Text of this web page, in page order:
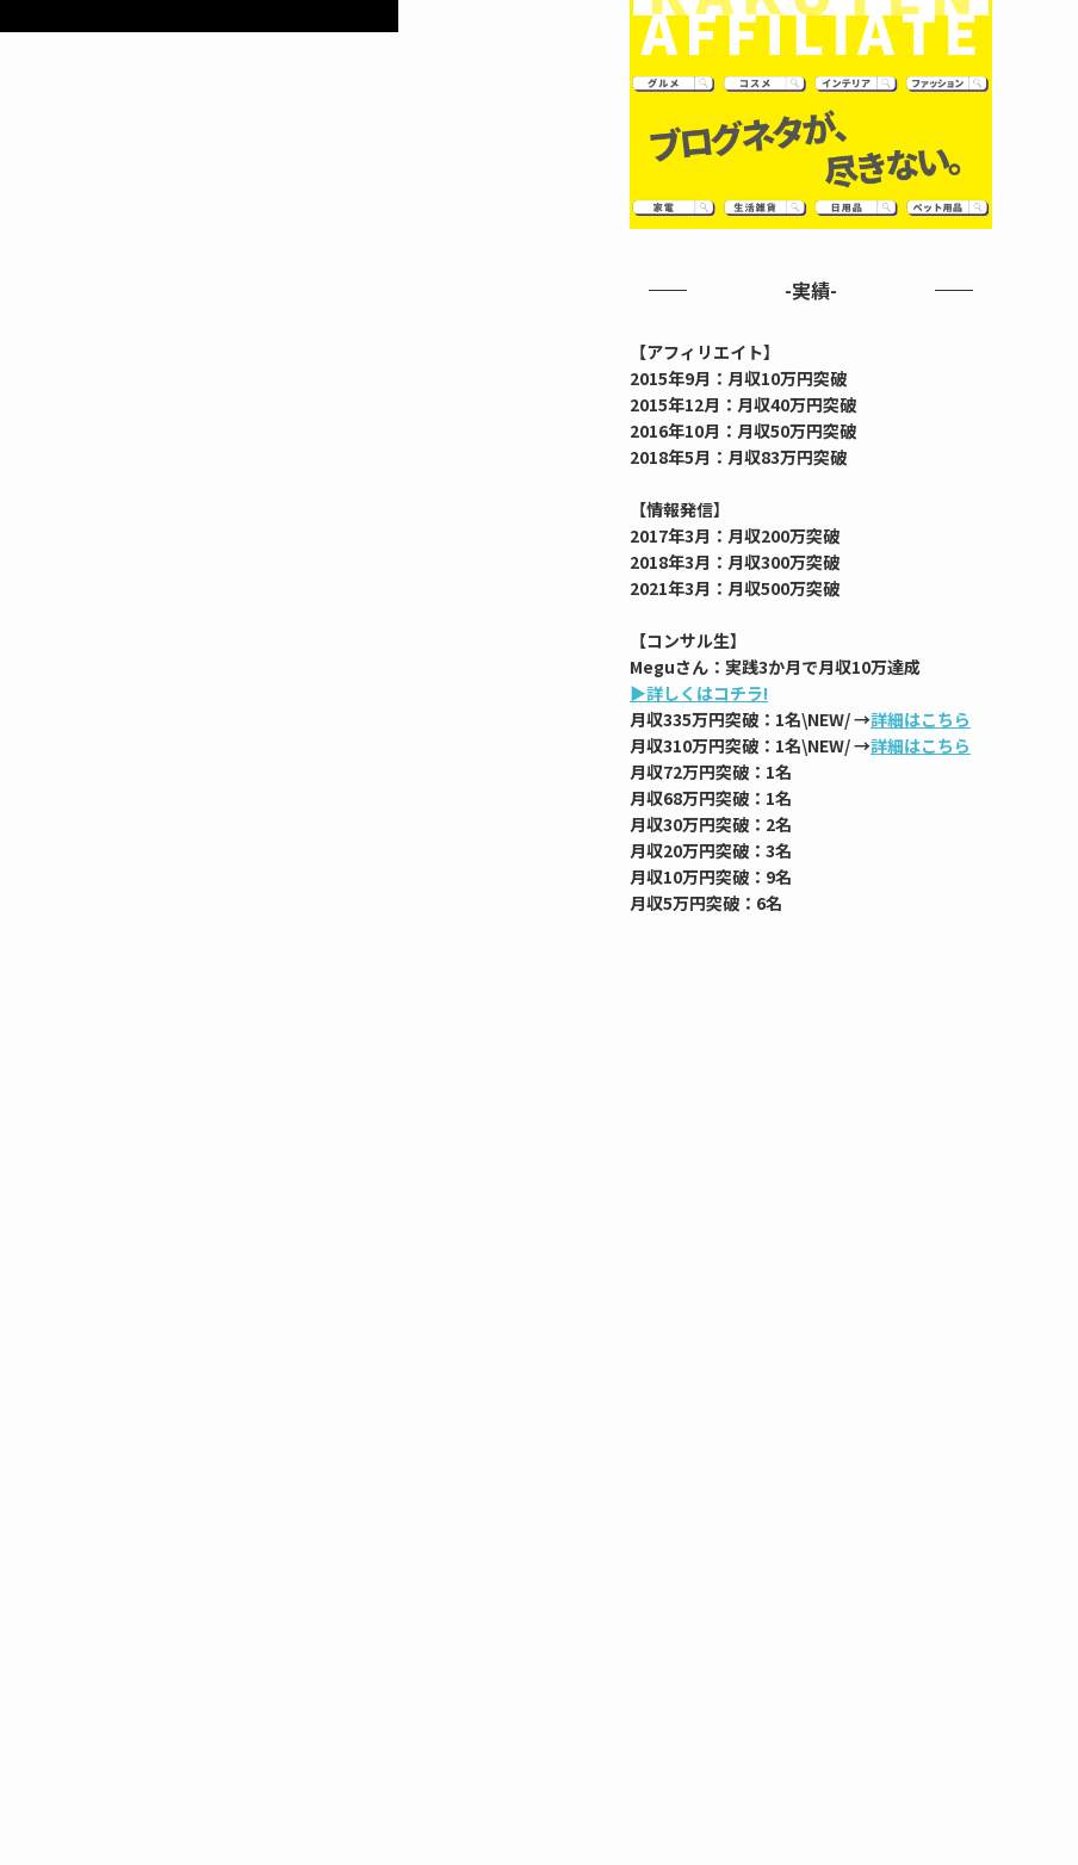
-実績-
【アフィリエイト】
2015年9月：月収10万円突破
2015年12月：月収40万円突破
2016年10月：月収50万円突破
2018年5月：月収83万円突破
【情報発信】
2017年3月：月収200万突破
2018年3月：月収300万突破
2021年3月：月収500万突破
【コンサル生】
Meguさん：実践3か月で月収10万達成
▶︎詳しくはコチラ!
月収335万円突破：1名\NEW/ →詳細はこちら
月収310万円突破：1名\NEW/ →詳細はこちら
月収72万円突破：1名
月収68万円突破：1名
月収30万円突破：2名
月収20万円突破：3名
月収10万円突破：9名
月収5万円突破：6名